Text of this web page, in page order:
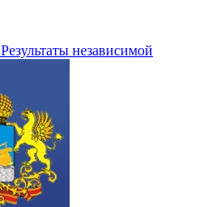
Результаты независимой